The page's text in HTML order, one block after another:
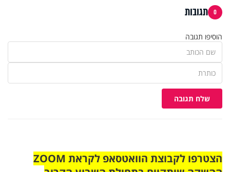
0 תגובות
הוסיפו תגובה
שלח תגובה
הצטרפו לקבוצת הוואטסאפ לקראת ZOOM